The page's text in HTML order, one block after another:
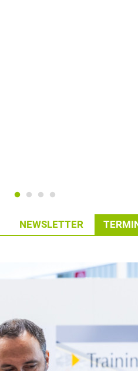
NEWSLETTER